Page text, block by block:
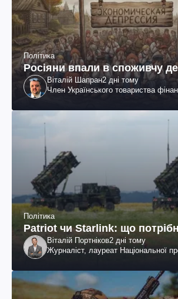
Політика
Росіяни впали в споживчу
Віталій Шапран2 дні тому
Член Українського товариства
Політика
Patriot чи Starlink: що
Віталій Портніков2 дні тому
Журналіст, лауреат Національної